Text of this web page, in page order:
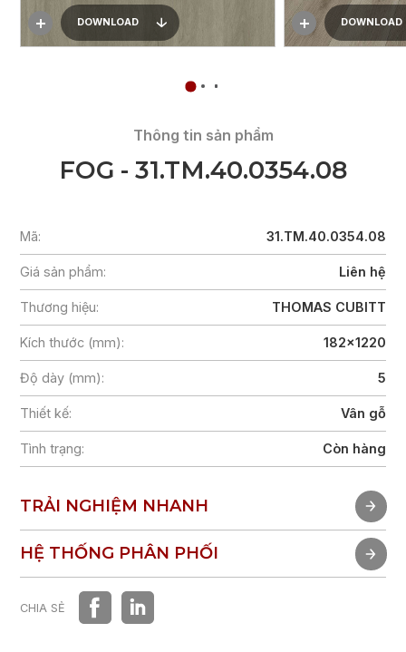
DOWNLOAD DOWNLOAD
Thông tin sản phẩm
FOG - 31.TM.40.0354.08
Mã: 31.TM.40.0354.08
Giá sản phẩm: Liên hệ
Thương hiệu: THOMAS CUBITT
Kích thước (mm): 182x1220
Độ dày (mm): 5
Thiết kế: Vân gỗ
Tình trạng: Còn hàng
TRẢI NGHIỆM NHANH
TRẢI NGHIỆM NHANH
HỆ THỐNG PHÂN PHỐI
HỆ THỐNG PHÂN PHỐI
CHIA SẺ